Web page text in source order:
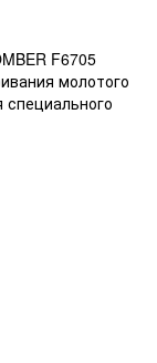
F6705
молотого